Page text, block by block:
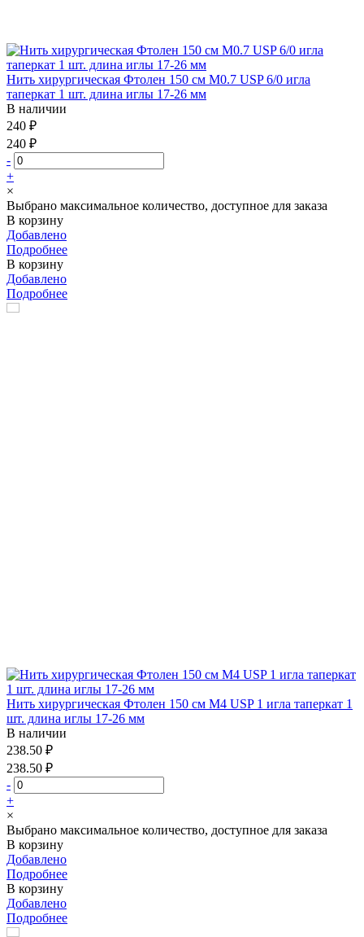
Нить хирургическая Фтолен 150 см М0.7 USP 6/0 игла
таперкат 1 шт. длина иглы 17-26 мм
В наличии
240 ₽
240 ₽
-
+
×
Выбрано максимальное количество, доступное для заказа
В корзину
Добавлено
Подробнее
В корзину
Добавлено
Подробнее
Нить хирургическая Фтолен 150 см М4 USP 1 игла таперкат 1
шт. длина иглы 17-26 мм
В наличии
238.50 ₽
238.50 ₽
-
+
×
Выбрано максимальное количество, доступное для заказа
В корзину
Добавлено
Подробнее
В корзину
Добавлено
Подробнее